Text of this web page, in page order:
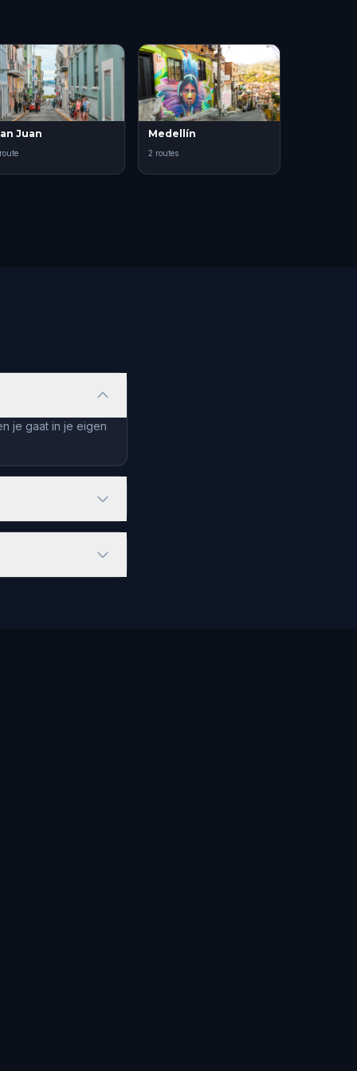
Juan Medellín
2 routes
je gaat in je eigen